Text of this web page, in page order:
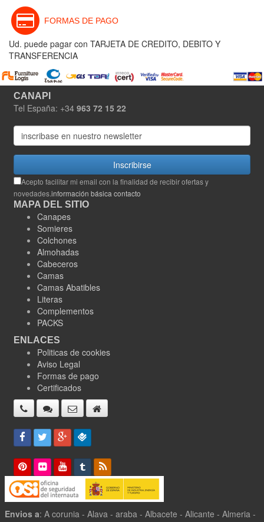
FORMAS DE PAGO
Ud. puede pagar con TARJETA DE CREDITO, DEBITO Y
TRANSFERENCIA
CANAPI
Tel España: +34 963 72 15 22
Inscribirse
Acepto facilitar mi email con la finalidad de recibir ofertas y
novedades.información básica contacto
MAPA DEL SITIO
Canapes
Somieres
Colchones
Almohadas
Cabeceros
Camas
Camas Abatibles
Literas
Complementos
PACKS
ENLACES
Politicas de cookies
Aviso Legal
Formas de pago
Certificados
Envios a: A corunia - Alava - araba - Albacete - Alicante - Almeria -